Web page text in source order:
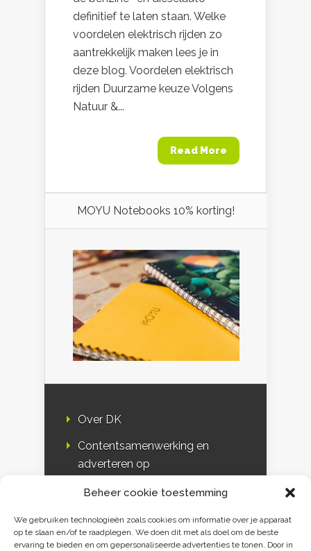
Beheer cookie toestemming
We gebruiken technologieën zoals cookies om informatie over je apparaat
op te slaan en/of te raadplegen. We doen dit met als doel om de beste
ervaring te bieden en om gepersonaliseerde advertenties te tonen. Door in
definitief te laten staan. Welke
voordelen elektrisch rijden zo
aantrekkelijk maken lees je in
deze blog. Voordelen elektrisch
rijden Duurzame keuze Volgens
Natuur &...
Read More
MOYU Notebooks 10% korting!
Over DK
Contentsamenwerking en
adverteren op
DK & media